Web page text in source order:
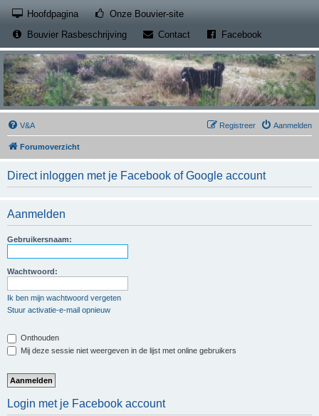
Hoofdpagina Onze Bouvier-site(Opens a new tab)
Bouvier Rasbeschrijving
Contact(Opens a new tab)
Facebook
V&A Aanmelden
Registreer
Forumoverzicht
Direct inloggen met je Facebook of Google account
Aanmelden
Gebruikersnaam:
Wachtwoord:
Ik ben mijn wachtwoord vergeten
Stuur activatie-e-mail opnieuw
Onthouden
Mij deze sessie niet weergeven in de lijst met online gebruikers
Login met je Facebook account